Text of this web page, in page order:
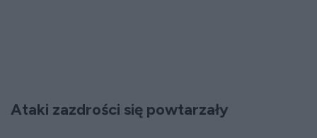
Ataki zazdrości się powtarzały